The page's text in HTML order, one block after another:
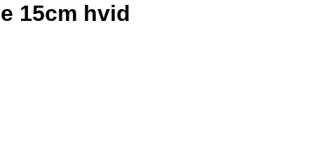
15cm hvid